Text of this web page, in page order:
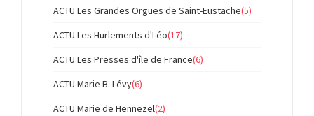
ACTU Les Grandes Orgues de Saint-Eustache(5)
ACTU Les Hurlements d'Léo(17)
ACTU Les Presses d'île de France(6)
ACTU Marie B. Lévy(6)
ACTU Marie de Hennezel(2)